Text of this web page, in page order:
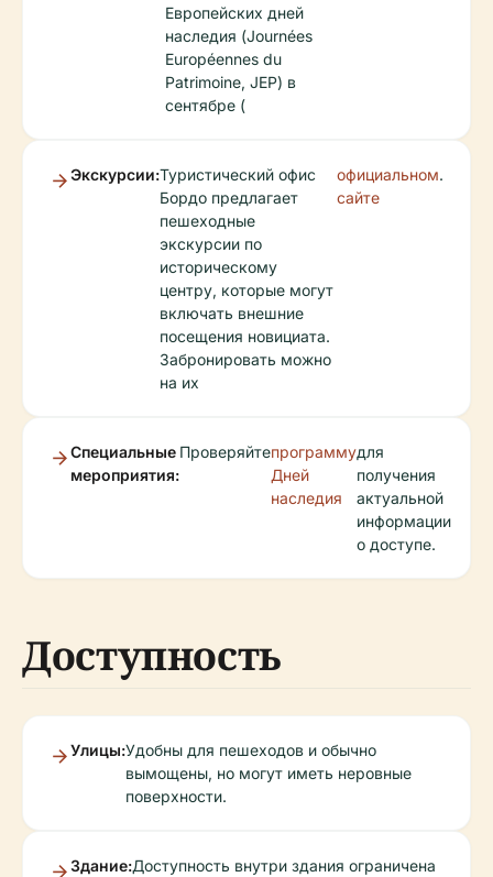
Европейских дней
наследия (Journées
Européennes du
Patrimoine, JEP) в
сентябре (
Экскурсии:Туристический офис
Бордо предлагает
пешеходные
экскурсии по
историческому
центру, которые могут
включать внешние
посещения новициата.
Забронировать можно
на их
официальном
сайте
.
Специальные
мероприятия:
Проверяйтепрограмму
Дней
наследия
для
получения
актуальной
информации
о доступе.
Доступность
Улицы:Удобны для пешеходов и обычно
вымощены, но могут иметь неровные
поверхности.
Здание:Доступность внутри здания ограничена